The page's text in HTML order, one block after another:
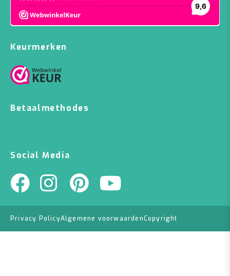
Keurmerken
Betaalmethodes
Social Media
Privacy PolicyAlgemene voorwaardenCopyright